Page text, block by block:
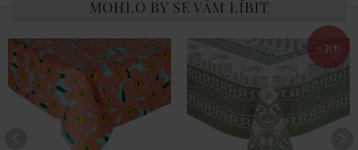
MOHLO BY SE VÁM LÍBIT
-30 %